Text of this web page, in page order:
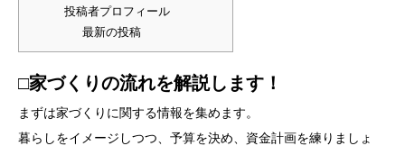
投稿者プロフィール
最新の投稿
□家づくりの流れを解説します！
まずは家づくりに関する情報を集めます。
暮らしをイメージしつつ、予算を決め、資金計画を練りましょ